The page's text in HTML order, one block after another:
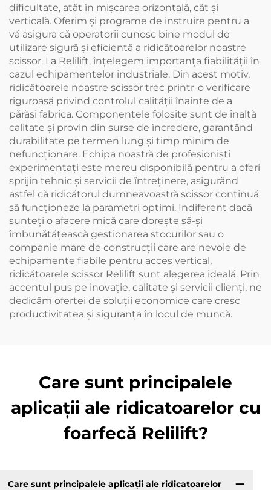
dificultate, atât în mișcarea orizontală, cât și
verticală. Oferim și programe de instruire pentru a
vă asigura că operatorii cunosc bine modul de
utilizare sigură și eficientă a ridicătoarelor noastre
scissor. La Relilift, înțelegem importanța fiabilității în
cazul echipamentelor industriale. Din acest motiv,
ridicătoarele noastre scissor trec printr-o verificare
riguroasă privind controlul calității înainte de a
părăsi fabrica. Componentele folosite sunt de înaltă
calitate și provin din surse de încredere, garantând
durabilitate pe termen lung și timp minim de
nefuncționare. Echipa noastră de profesioniști
experimentați este mereu disponibilă pentru a oferi
sprijin tehnic și servicii de întreținere, asigurând
astfel că ridicătorul dumneavoastră scissor continuă
să funcționeze la parametri optimi. Indiferent dacă
sunteți o afacere mică care dorește să-și
îmbunătățească gestionarea stocurilor sau o
companie mare de construcții care are nevoie de
echipamente fiabile pentru acces vertical,
ridicătoarele scissor Relilift sunt alegerea ideală. Prin
accentul pus pe inovație, calitate și servicii clienți, ne
dedicăm ofertei de soluții economice care cresc
productivitatea și siguranța în locul de muncă.
Care sunt principalele
aplicații ale ridicatoarelor cu
foarfecă Relilift?
Care sunt principalele aplicații ale ridicatoarelor